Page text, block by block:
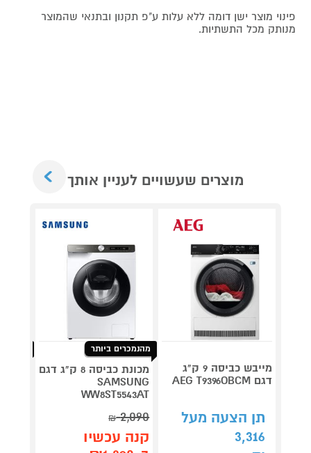
פינוי מוצר ישן דומה ללא עלות ע"פ תקנון ובתנאי שהמוצר
מנותק מכל התשתיות.
מוצרים שעשויים לעניין אותך
מייבש כביסה 9 ק"ג
דגם AEG T9396OBCM
תן הצעה מעל
3,316
מהנמכרים ביותר
מכונת כביסה 8 ק"ג דגם
SAMSUNG
WW8ST5543AT
2,090
₪
קנה עכשיו